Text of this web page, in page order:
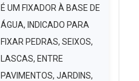
É UM FIXADOR À BASE DE
ÁGUA, INDICADO PARA
FIXAR PEDRAS, SEIXOS,
LASCAS, ENTRE
PAVIMENTOS, JARDINS,